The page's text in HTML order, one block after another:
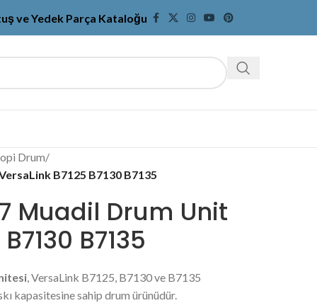
ve Yedek Parça Kataloğu
Drum/
B7125 B7130 B7135
Muadil Drum Unit
B7135
, VersaLink B7125, B7130 ve B7135
kapasitesine sahip drum ürünüdür.